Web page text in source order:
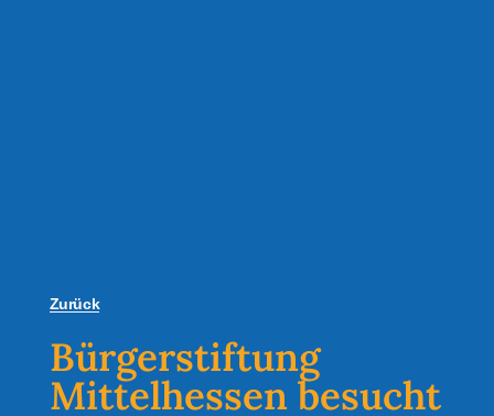
Zurück
Bürgerstiftung
Mittelhessen besucht